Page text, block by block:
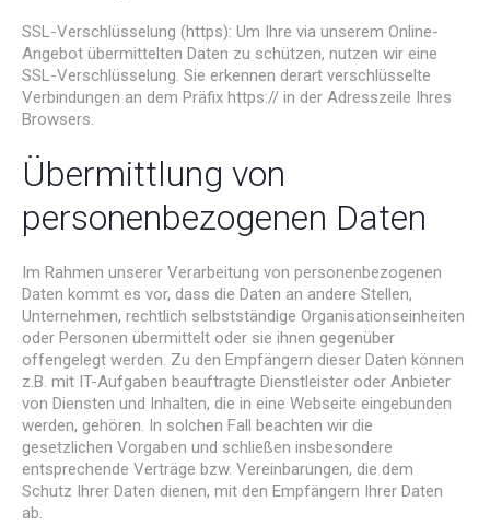
SSL-Verschlüsselung (https): Um Ihre via unserem Online-
Angebot übermittelten Daten zu schützen, nutzen wir eine
SSL-Verschlüsselung. Sie erkennen derart verschlüsselte
Verbindungen an dem Präfix https:// in der Adresszeile Ihres
Browsers.
Übermittlung von
personenbezogenen Daten
Im Rahmen unserer Verarbeitung von personenbezogenen
Daten kommt es vor, dass die Daten an andere Stellen,
Unternehmen, rechtlich selbstständige Organisationseinheiten
oder Personen übermittelt oder sie ihnen gegenüber
offengelegt werden. Zu den Empfängern dieser Daten können
z.B. mit IT-Aufgaben beauftragte Dienstleister oder Anbieter
von Diensten und Inhalten, die in eine Webseite eingebunden
werden, gehören. In solchen Fall beachten wir die
gesetzlichen Vorgaben und schließen insbesondere
entsprechende Verträge bzw. Vereinbarungen, die dem
Schutz Ihrer Daten dienen, mit den Empfängern Ihrer Daten
ab.